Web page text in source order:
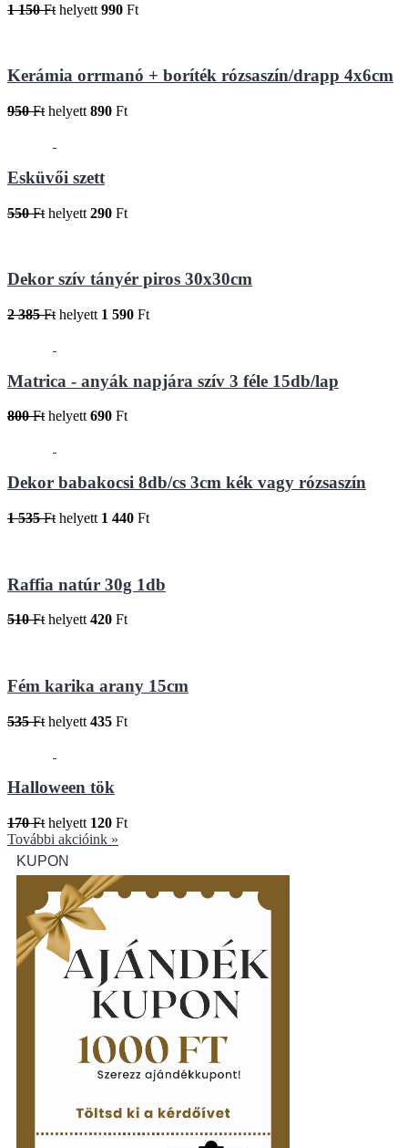
1 150 Ft helyett 990 Ft
Kerámia orrmanó + boríték rózsaszín/drapp 4x6cm
950 Ft helyett 890 Ft
Esküvői szett
550 Ft helyett 290 Ft
Dekor szív tányér piros 30x30cm
2 385 Ft helyett 1 590 Ft
Matrica - anyák napjára szív 3 féle 15db/lap
800 Fthelyett690 Ft
Dekor babakocsi 8db/cs 3cm kék vagy rózsaszín
1 535 Ft helyett 1 440 Ft
Raffia natúr 30g 1db
510 Ft helyett 420 Ft
Fém karika arany 15cm
535 Ft helyett 435 Ft
Halloween tök
170 Ft helyett 120 Ft
További akcióink »
KUPON